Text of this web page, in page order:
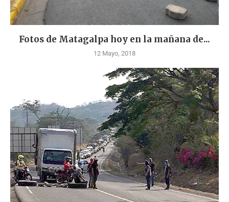
Fotos de Matagalpa hoy en la mañana de...
12 Mayo, 2018